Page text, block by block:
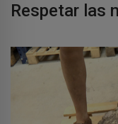
Respetar las